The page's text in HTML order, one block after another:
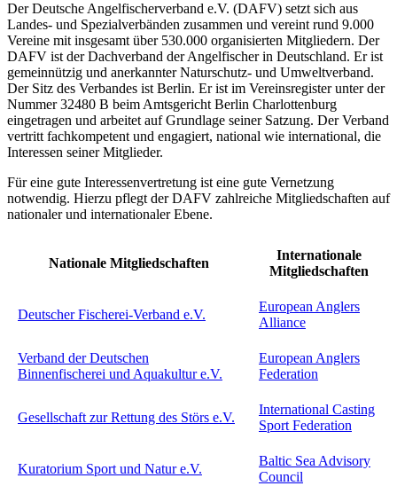
Der Deutsche Angelfischerverband e.V. (DAFV) setzt sich aus
Landes- und Spezialverbänden zusammen und vereint rund 9.000
Vereine mit insgesamt über 530.000 organisierten Mitgliedern. Der
DAFV ist der Dachverband der Angelfischer in Deutschland. Er ist
gemeinnützig und anerkannter Naturschutz- und Umweltverband.
Der Sitz des Verbandes ist Berlin. Er ist im Vereinsregister unter der
Nummer 32480 B beim Amtsgericht Berlin Charlottenburg
eingetragen und arbeitet auf Grundlage seiner Satzung. Der Verband
vertritt fachkompetent und engagiert, national wie international, die
Interessen seiner Mitglieder.
Für eine gute Interessenvertretung ist eine gute Vernetzung
notwendig. Hierzu pflegt der DAFV zahlreiche Mitgliedschaften auf
nationaler und internationaler Ebene.
Nationale Mitgliedschaften
Internationale
Mitgliedschaften
Deutscher Fischerei-Verband e.V.
European Anglers
Alliance
Verband der Deutschen
Binnenfischerei und Aquakultur e.V.
European Anglers
Federation
Gesellschaft zur Rettung des Störs e.V.
International Casting
Sport Federation
Kuratorium Sport und Natur e.V.
Baltic Sea Advisory
Council